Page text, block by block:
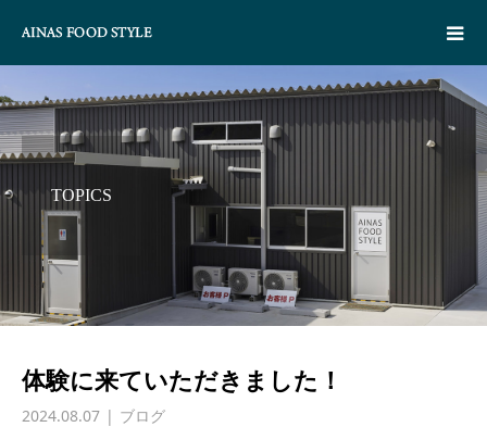
TOPICS
体験に来ていただきました！
2024.08.07 ブログ